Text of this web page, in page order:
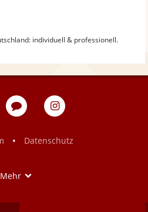
individuell & professionell.
Blog
eventpeppers
• Datenschutz
Mehr